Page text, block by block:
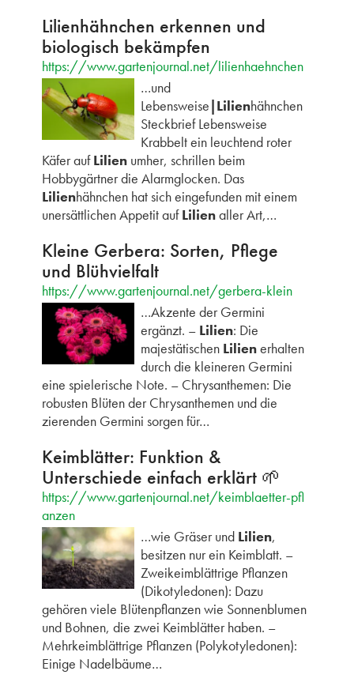
Lilienhähnchen erkennen und
biologisch bekämpfen
https://www.gartenjournal.net/lilienhaehnchen
…und
Lebensweise|Lilienhähnchen
Steckbrief Lebensweise
Krabbelt ein leuchtend roter
Käfer aufLilienumher, schrillen beim
Hobbygärtner die Alarmglocken. Das
Lilienhähnchen hat sich eingefunden mit einem
unersättlichen Appetit aufLilienaller Art,…
Kleine Gerbera: Sorten, Pflege
und Blühvielfalt
https://www.gartenjournal.net/gerbera-klein
…Akzente der Germini
ergänzt. – Lilien: Die
majestätischen Lilienerhalten
durch die kleineren Germini
eine spielerische Note. – Chrysanthemen: Die
robusten Blüten der Chrysanthemen und die
zierenden Germini sorgen für…
Keimblätter: Funktion &
Unterschiede einfach erklärt 🌱
https://www.gartenjournal.net/keimblaetter-pfl
anzen
…wie Gräser und Lilien,
besitzen nur ein Keimblatt. –
Zweikeimblättrige Pflanzen
(Dikotyledonen): Dazu
gehören viele Blütenpflanzen wie Sonnenblumen
und Bohnen, die zwei Keimblätter haben. –
Mehrkeimblättrige Pflanzen (Polykotyledonen):
Einige Nadelbäume…